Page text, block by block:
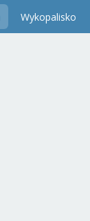
Wykopalisko